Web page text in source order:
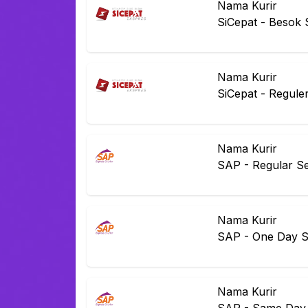
Nama Kurir
SiCepat - Besok
Nama Kurir
SiCepat -
Nama Kurir
SAP - Regular
Nama Kurir
SAP - One Day
Nama Kurir